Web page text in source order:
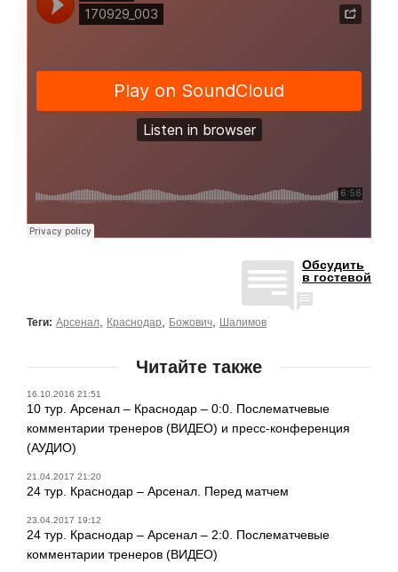
Обсудить
в гостевой
Теги: Арсенал Краснодар Божович Шалимов
Читайте также
16.10.2016 21:51
10 тур. Арсенал – Краснодар – 0:0. Послематчевые
комментарии тренеров (ВИДЕО) и пресс-конференция
(АУДИО)
21.04.2017 21:20
24 тур. Краснодар – Арсенал. Перед матчем
23.04.2017 19:12
24 тур. Краснодар – Арсенал – 2:0. Послематчевые
комментарии тренеров (ВИДЕО)